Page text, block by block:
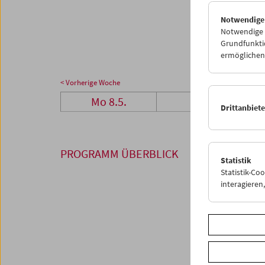
05
< Vorherige Woche
Mo 8.5.
PROGRAMM ÜBERBLICK
Notwendige
Statistik
Statistik-